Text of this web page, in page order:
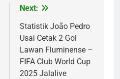
Next:
Statistik João Pedro
Usai Cetak 2 Gol
Lawan Fluminense –
FIFA Club World Cup
2025 Jalalive